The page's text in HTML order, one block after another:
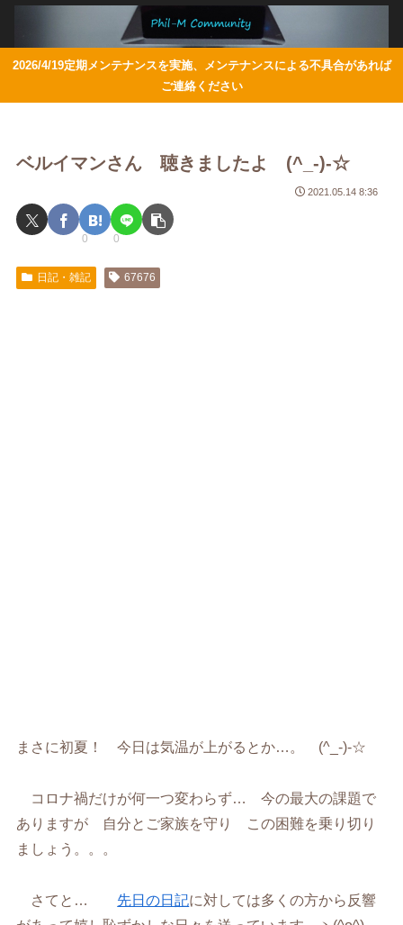
2026/4/19定期メンテナンスを実施、メンテナンスによる不具合があれば
ご連絡ください
ベルイマンさん 聴きましたよ (^_-)-☆
2021.05.14 8:36
0 0
日記・雑記 67676
まさに初夏！ 今日は気温が上がるとか…。 (^_-)-☆
コロナ禍だけが何一つ変わらず… 今の最大の課題で
ありますが 自分とご家族を守り この困難を乗り切り
ましょう。。。
さてと… 先日の日記に対しては多くの方から反響